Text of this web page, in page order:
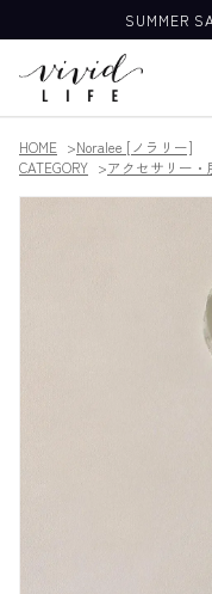
SUMMER
HOME
Noralee [ノラリー]
CATEGORY
アクセサリー・